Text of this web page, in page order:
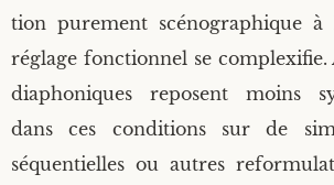
tion pure­ment scé­no­gra­phique
réglage fonc­tion­nel se com­plexi­fie.
dia­pho­niques reposent moins
dans ces condi­tions sur de
séquen­tielles ou autres